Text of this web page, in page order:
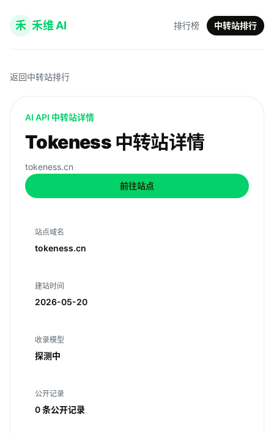
禾 禾维 AI 排行榜 中转站排行
返回中转站排行
AI API 中转站详情
Tokeness 中转站详情
tokeness.cn
前往站点
站点域名
tokeness.cn
建站时间
2026-05-20
收录模型
探测中
公开记录
0 条公开记录